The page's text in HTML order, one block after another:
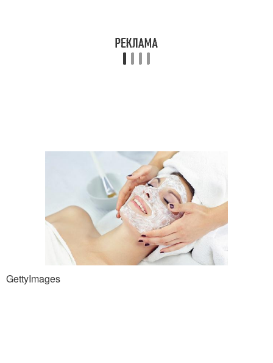
волос
Горчичные маски Маски для снижения
GettyImages